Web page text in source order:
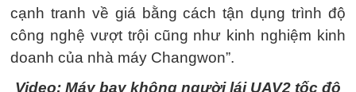
cạnh tranh về giá bằng cách tận dụng trình độ
công nghệ vượt trội cũng như kinh nghiệm kinh
doanh của nhà máy Changwon”.
Video: Máy bay không người lái UAV2 tốc độ